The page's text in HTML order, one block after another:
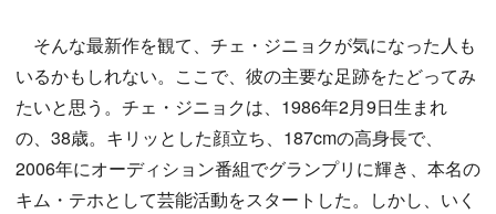
そんな最新作を観て、チェ・ジニョクが気になった人も
いるかもしれない。ここで、彼の主要な足跡をたどってみ
たいと思う。チェ・ジニョクは、1986年2月9日生まれ
の、38歳。キリッとした顔立ち、187cmの高身長で、
2006年にオーディション番組でグランプリに輝き、本名の
キム・テホとして芸能活動をスタートした。しかし、いく